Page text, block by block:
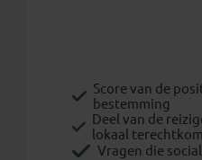
Score van de
bestemming
Deel van de
lokaal
Vragen die